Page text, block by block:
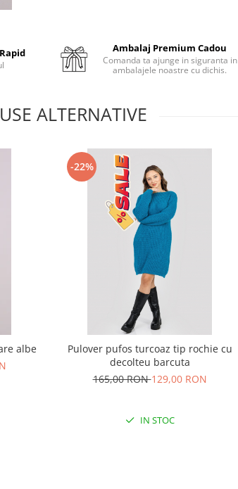
Ambalaj Premium Cadou
Comanda ta ajunge in siguranta in
ambalajele noastre cu dichis.
ALTERNATIVE
albe
-22%
Pulover pufos turcoaz tip rochie cu
decolteu barcuta
165,00 RON129,00 RON
IN STOC